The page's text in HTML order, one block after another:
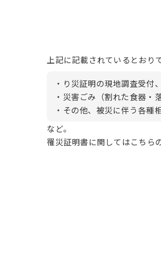
上記に記載されているとおり
・り災証明の現地調査受付
・災害ごみ（割れた食器・
・その他、被災に伴う各種
など。
罹災証明書に関してはこちら